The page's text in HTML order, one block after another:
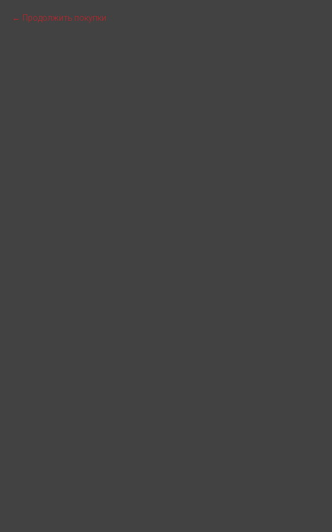
Продолжить покупки